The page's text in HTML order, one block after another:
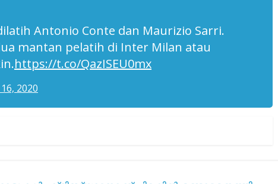
Antonio Conte dan Maurizio Sarri.
mantan pelatih di Inter Milan atau
https://t.co/QazISEU0mx
2020